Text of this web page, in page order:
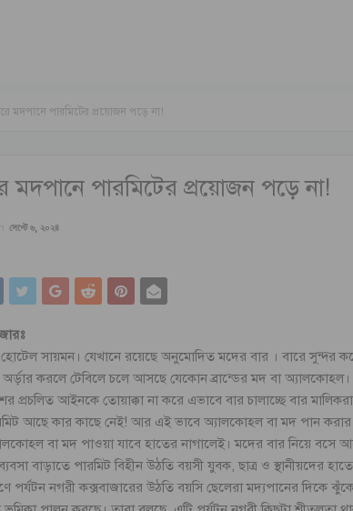
মদপানে পারমিটের প্রয়োজন পড়ে না!
মদপানে পারমিটের প্রয়োজন পড়ে না!
সেপ্টে ৬, ২০২৪
সায়মন। যেখানে রয়েছে অনুমোদিত মদের বার । বারে সুন্দর
অর্ড়ার করলে টেবিলে চলে আসছে যেকোন ব্রান্ডের মদ বা
প্রচলিত আইনকে তোয়াক্কা না করে এভাবে বার চালাচ্ছে বার
আছে কার কাছে নেই! আর এই ভাবে অ্যালকোহল বা মদ পান করার
বা মদ পাওয়া যাবে হাতের নাগালেই। মদের বার নিয়ে বসে
বাড়াতে পারমিট বিহীন উঠতি বয়সী যুবক, ছাত্র ও স্থানীয়দের
নগরী কক্সবাজারের উঠতি বয়সি ছেলেরা মদ্যপানের দিকে ঝুঁকে